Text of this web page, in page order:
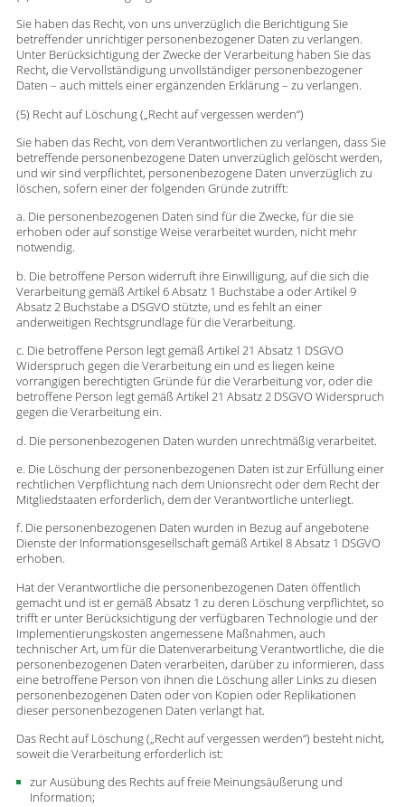
Sie haben das Recht, von uns unverzüglich die Berichtigung Sie
betreffender unrichtiger personenbezogener Daten zu verlangen.
Unter Berücksichtigung der Zwecke der Verarbeitung haben Sie das
Recht, die Vervollständigung unvollständiger personenbezogener
Daten – auch mittels einer ergänzenden Erklärung – zu verlangen.
(5) Recht auf Löschung („Recht auf vergessen werden“)
Sie haben das Recht, von dem Verantwortlichen zu verlangen, dass Sie
betreffende personenbezogene Daten unverzüglich gelöscht werden,
und wir sind verpflichtet, personenbezogene Daten unverzüglich zu
löschen, sofern einer der folgenden Gründe zutrifft:
a. Die personenbezogenen Daten sind für die Zwecke, für die sie
erhoben oder auf sonstige Weise verarbeitet wurden, nicht mehr
notwendig.
b. Die betroffene Person widerruft ihre Einwilligung, auf die sich die
Verarbeitung gemäß Artikel 6 Absatz 1 Buchstabe a oder Artikel 9
Absatz 2 Buchstabe a DSGVO stützte, und es fehlt an einer
anderweitigen Rechtsgrundlage für die Verarbeitung.
c. Die betroffene Person legt gemäß Artikel 21 Absatz 1 DSGVO
Widerspruch gegen die Verarbeitung ein und es liegen keine
vorrangigen berechtigten Gründe für die Verarbeitung vor, oder die
betroffene Person legt gemäß Artikel 21 Absatz 2 DSGVO Widerspruch
gegen die Verarbeitung ein.
d. Die personenbezogenen Daten wurden unrechtmäßig verarbeitet.
e. Die Löschung der personenbezogenen Daten ist zur Erfüllung einer
rechtlichen Verpflichtung nach dem Unionsrecht oder dem Recht der
Mitgliedstaaten erforderlich, dem der Verantwortliche unterliegt.
f. Die personenbezogenen Daten wurden in Bezug auf angebotene
Dienste der Informationsgesellschaft gemäß Artikel 8 Absatz 1 DSGVO
erhoben.
Hat der Verantwortliche die personenbezogenen Daten öffentlich
gemacht und ist er gemäß Absatz 1 zu deren Löschung verpflichtet, so
trifft er unter Berücksichtigung der verfügbaren Technologie und der
Implementierungskosten angemessene Maßnahmen, auch
technischer Art, um für die Datenverarbeitung Verantwortliche, die die
personenbezogenen Daten verarbeiten, darüber zu informieren, dass
eine betroffene Person von ihnen die Löschung aller Links zu diesen
personenbezogenen Daten oder von Kopien oder Replikationen
dieser personenbezogenen Daten verlangt hat.
Das Recht auf Löschung („Recht auf vergessen werden“) besteht nicht,
soweit die Verarbeitung erforderlich ist:
zur Ausübung des Rechts auf freie Meinungsäußerung und
Information;